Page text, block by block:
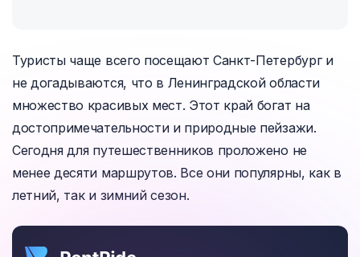
Туристы чаще всего посещают Санкт-Петербург и
не догадываются, что в Ленинградской области
множество красивых мест. Этот край богат на
достопримечательности и природные пейзажи.
Сегодня для путешественников проложено не
менее десяти маршрутов. Все они популярны, как в
летний, так и зимний сезон.